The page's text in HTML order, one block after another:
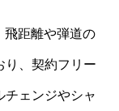
飛距離や弾道の
り、契約フリー
チェンジやシャ